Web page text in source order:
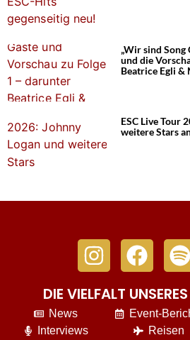
„Wir sind Song
und die
Beatrice Egli &
ESC Live Tour
weitere Stars
DIE VIELFALT
News
Interviews
Event-
Reisen